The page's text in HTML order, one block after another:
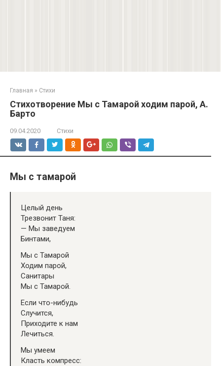
Главная » Стихи
Стихотворение Мы с Тамарой ходим парой, А.
Барто
09.04.2020 Стихи
Мы с тамарой
Целый день
Трезвонит Таня:
— Мы заведуем
Бинтами,
Мы с Тамарой
Ходим парой,
Санитары
Мы с Тамарой.
Если что-нибудь
Случится,
Приходите к нам
Лечиться.
Мы умеем
Класть компресс: